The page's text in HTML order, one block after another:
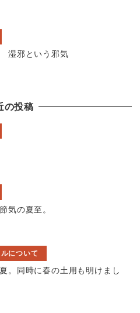
湿邪という邪気
の投稿
気の夏至。
について
。同時に春の土用も明けまし